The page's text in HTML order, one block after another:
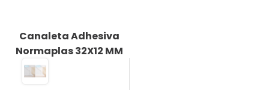
Canaleta Adhesiva
Normaplas 32X12 MM